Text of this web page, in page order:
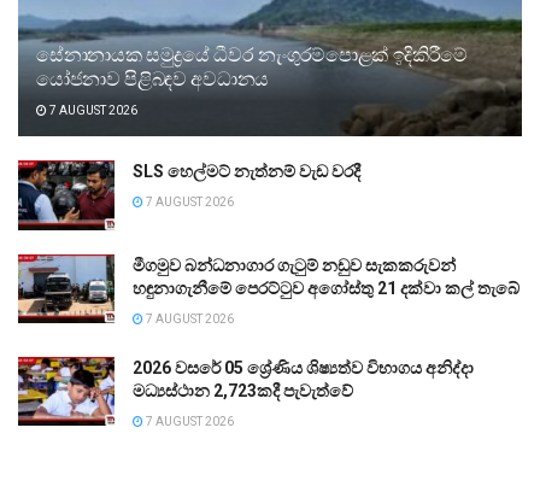
සේනානායක සමුද්‍රයේ ධීවර නැංගුරම්පොළක් ඉදිකිරීමේ
යෝජනාව පිළිබඳව අවධානය
7 AUGUST 2026
SLS හෙල්මට් නැත්නම් වැඩ වරදී
7 AUGUST 2026
මීගමුව බන්ධනාගාර ගැටුම් නඩුව සැකකරුවන්
හඳුනාගැනීමේ පෙරට්ටුව අගෝස්තු 21 දක්වා කල් තැබේ
7 AUGUST 2026
2026 වසරේ 05 ශ්‍රේණිය ශිෂ්‍යත්ව විභාගය අනිද්දා
මධ්‍යස්ථාන 2,723කදී පැවැත්වේ
7 AUGUST 2026